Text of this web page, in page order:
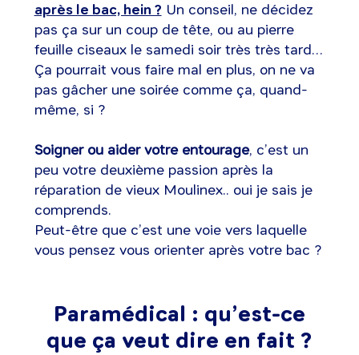
après le bac, hein ? Un conseil, ne décidez
pas ça sur un coup de tête, ou au pierre
feuille ciseaux le samedi soir très très tard…
Ça pourrait vous faire mal en plus, on ne va
pas gâcher une soirée comme ça, quand-
même, si ?
Soigner ou aider votre entourage, c’est un
peu votre deuxième passion après la
réparation de vieux Moulinex.. oui je sais je
comprends.
Peut-être que c’est une voie vers laquelle
vous pensez vous orienter après votre bac ?
Paramédical : qu’est-ce
que ça veut dire en fait ?